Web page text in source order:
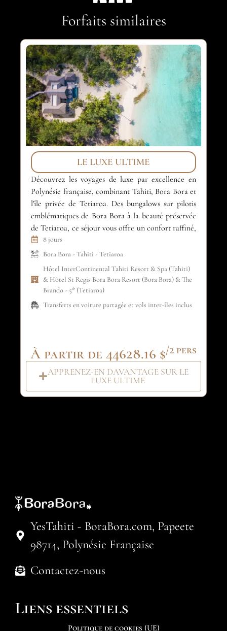
Forfaits similaires
LE LUXE ULTIME
Découvrez les voyages de luxe par excellence en
Polynésie française, combinant Tahiti, Bora Bora et
l'île privée de Tetiaroa. Des bungalows sur pilotis
emblématiques de Bora Bora à la beauté préservée
de Tetiaroa, ce séjour vous offre un confort raffiné,
des lagons cristallins et une intimité absolue. Une
expérience exclusive de découverte des îles, conçue
pour les voyageurs en quête de luxe et des lunes de
miel inoubliables dans le Sud […]
8 jours
Bora Bora- Tahiti - Tetiaroa
Hôtel InterContinental Tahiti Resort & Spa (Tahiti)
& Hôtel St Regis Bora Bora Resort (Bora Bora) & The
Brando - 5* (Tetiaroa)
Transferts en voiture partagée et vols inter-îles inclus
À partir de 44628.16 $/2 pers
APPRENEZ-EN DAVANTAGE SUR LE
LUXE ULTIME
YesTahiti - BoraBora.com, Papeete
98714, Polynésie Française
Contactez-nous
Liens essentiels
Politique de cookies (UE)